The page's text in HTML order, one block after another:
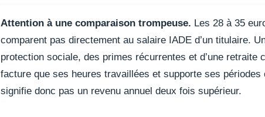
Attention à une comparaison trompeuse. Les 28 à 35
comparent pas directement au salaire IADE d’un titulaire.
protection sociale, des primes récurrentes et d’une retraite
facture que ses heures travaillées et supporte ses
signifie donc pas un revenu annuel deux fois supérieur.